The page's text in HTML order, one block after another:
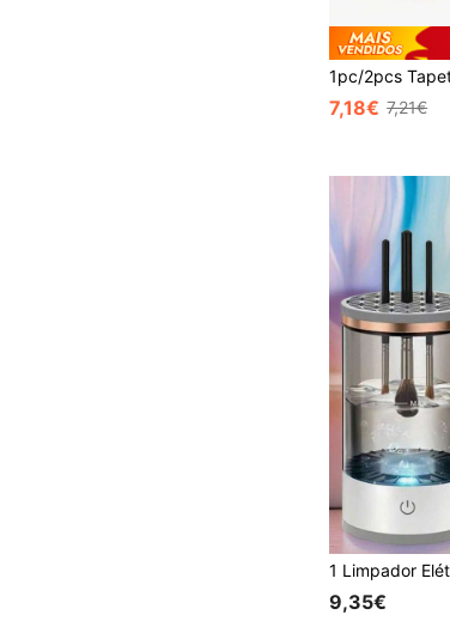
7,18€ 7,21€
9,35€